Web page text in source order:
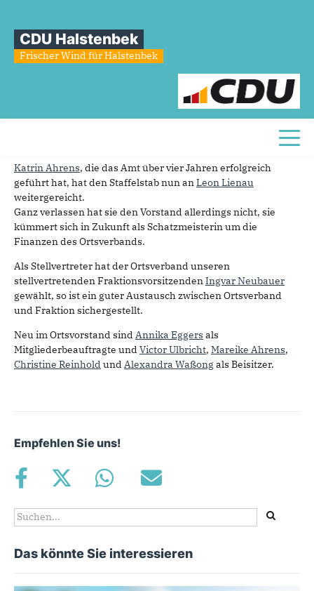
CDU Halstenbek
Frischer Wind für Halstenbek
Sie sind hier
UnserneuerOrtsvorstand
Katrin Ahrens, die das Amt über vier Jahren erfolgreich
geführt hat, hat den Staffelstab nun anLeon Lienau
weitergereicht.
Ganz verlassen hat sie den Vorstand allerdings nicht, sie
kümmert sich in Zukunft als Schatzmeisterin um die
Finanzen des Ortsverbands.
Als Stellvertreter hat der Ortsverband unseren
stellvertretenden FraktionsvorsitzendenIngvar Neubauer
gewählt, so ist ein guter Austausch zwischen Ortsverband
und Fraktion sichergestellt.
Neu im Ortsvorstand sind Annika Eggers als
Mitgliederbeauftragte und Victor Ulbricht, Mareike Ahrens,
Christine Reinhold und Alexandra Waßongals Beisitzer.
Empfehlen Sie uns!
Suchformular
Suche
Das könnte Sie interessieren